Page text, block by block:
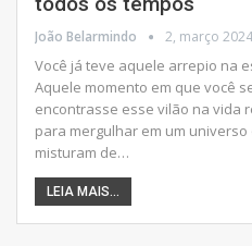
João Belarmindo 2, março 2024
Você já teve aquele arrepio na
Aquele momento em que você
encontrasse esse vilão na vida
para mergulhar em um
misturam de…
LEIA MAIS...